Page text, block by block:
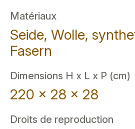
Matériaux
Seide, Wolle,
Fasern
Dimensions H x L x P (cm)
220 x 28 x 28
Droits de reproduction